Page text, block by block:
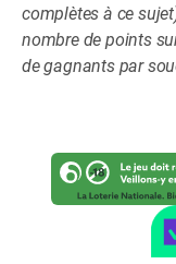
complètes à ce
nombre de points
de gagnants par